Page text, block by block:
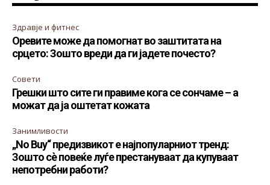
Здравје и фитнес
Оревите може да помогнат во заштитата на
срцето: Зошто вреди да ги јадете почесто?
Совети
Грешки што сите ги правиме кога се сончаме – а
можат да ја оштетат кожата
Занимливости
„No Buy“ предизвикот е најпопуларниот тренд:
Зошто сè повеќе луѓе престануваат да купуваат
непотребни работи?